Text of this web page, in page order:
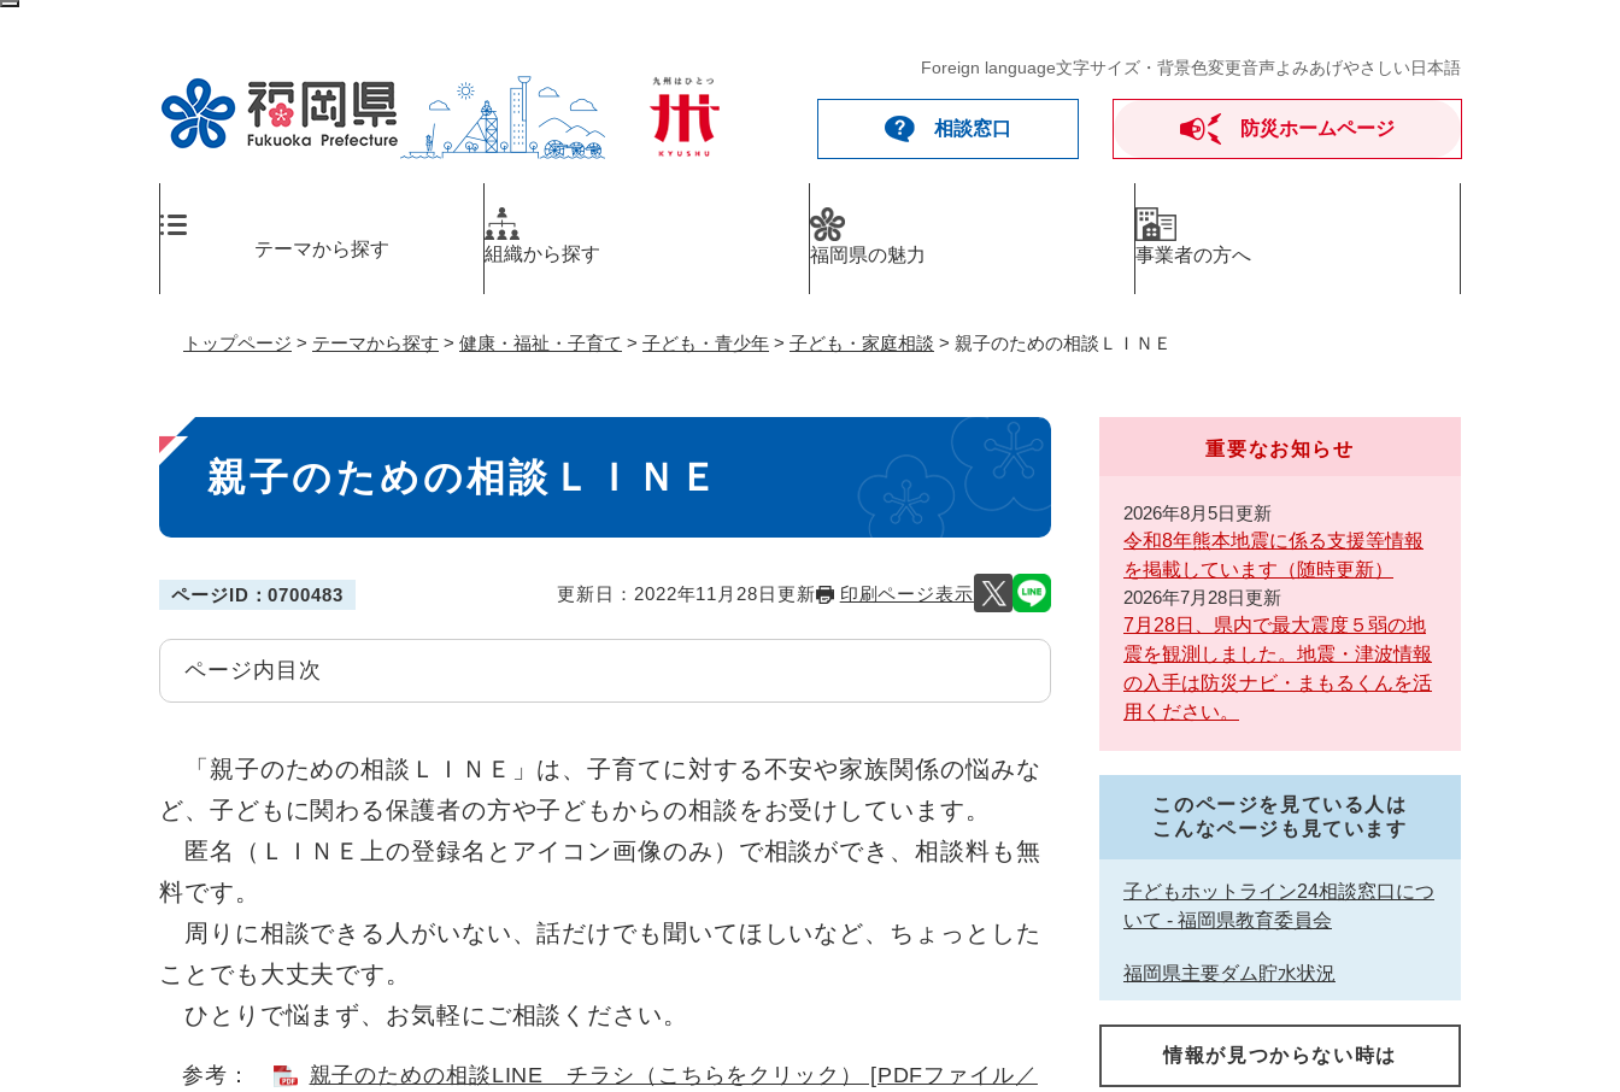
ペ
Foreign language文字サイズ・背景色変更音声よみあげやさしい日本語
相談窓口 防災ホームページ
テーマから探す 組織から探す 福岡県の魅力 事業者の方へ
トップページ > テーマから探す > 健康・福祉・子育て > 子ども・青少年 > 子ども・家庭相談 > 親子のための相談ＬＩＮＥ
本
文
親子のための相談ＬＩＮＥ
ページID：0700483 更新日：2022年11月28日更新 印刷ページ表示
ページ内目次
「親子のための相談ＬＩＮＥ」は、子育てに対する不安や家族関係の悩みな
ど、子どもに関わる保護者の方や子どもからの相談をお受けしています。
匿名（ＬＩＮＥ上の登録名とアイコン画像のみ）で相談ができ、相談料も無
料です。
周りに相談できる人がいない、話だけでも聞いてほしいなど、ちょっとした
ことでも大丈夫です。
ひとりで悩まず、お気軽にご相談ください。
参考：
親子のための相談LINE チラシ（こちらをクリック） [PDFファイル／
重要なお知らせ
2026年8月5日更新
令和8年熊本地震に係る支援等情報
を掲載しています（随時更新）
2026年7月28日更新
7月28日、県内で最大震度５弱の地
震を観測しました。地震・津波情報
の入手は防災ナビ・まもるくんを活
用ください。
このページを見ている人は
こんなページも見ています
子どもホットライン24相談窓口につ
いて - 福岡県教育委員会
福岡県主要ダム貯水状況
情報が見つからない時は